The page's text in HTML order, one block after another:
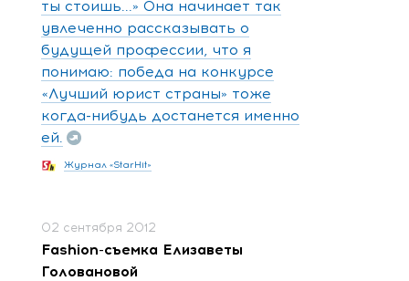
ты стоишь...» Она начинает так
увлеченно рассказывать о
будущей профессии, что я
понимаю: победа на конкурсе
«Лучший юрист страны» тоже
когда-нибудь достанется именно
ей.
Журнал «StarHit»
02 сентября 2012
Fashion-съемка Елизаветы
Головановой